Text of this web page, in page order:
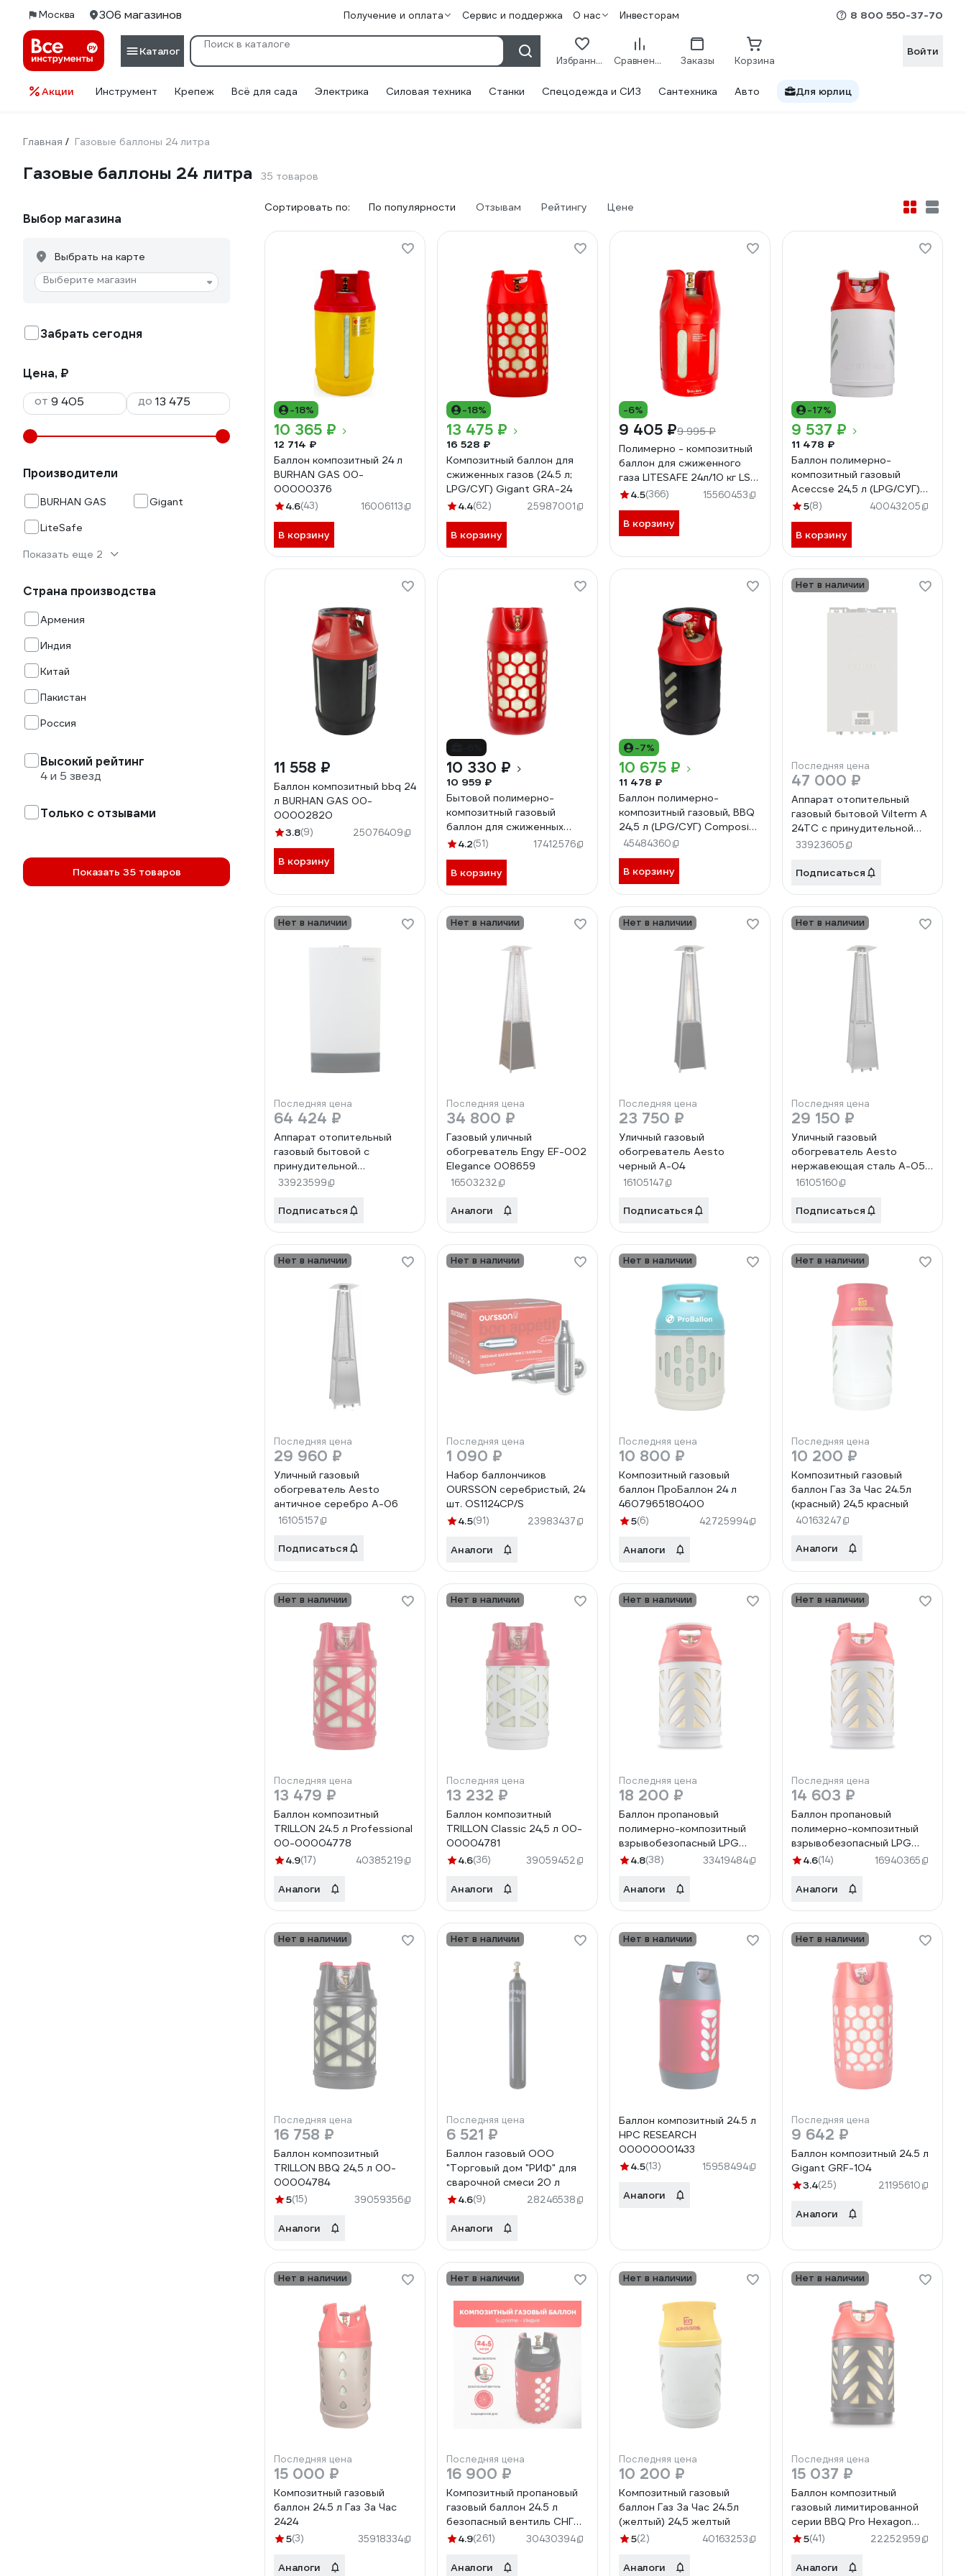
Москва 306 магазинов Получение и оплата Сервис и поддержка О нас Инвесторам 8 800 550-37-70
Каталог
Избранное Сравнение Заказы Корзина
Войти
Акции Инструмент Крепеж Всё для сада Электрика Силовая техника Станки Спецодежда и СИЗ Сантехника Авто Для юрлиц
Главная / Газовые баллоны 24 литра
Газовые баллоны 24 литра 35 товаров
Выбор магазина
Выбрать на карте
Выберите магазин
Забрать сегодня
Цена, ₽
от
до
Производители
BURHAN GAS
Gigant
LiteSafe
Показать еще 2
Страна производства
Армения
Индия
Китай
Пакистан
Россия
Высокий рейтинг
4 и 5 звезд
Только с отзывами
Показать 35 товаров
Сортировать по: По популярности Отзывам Рейтингу Цене
-18%
10 365 ₽
12 714 ₽
Баллон композитный 24 л
BURHAN GAS 00-
00000376
4.6(43) 16006113
В корзину
-18%
13 475 ₽
16 528 ₽
Композитный баллон для
сжиженных газов (24.5 л;
LPG/СУГ) Gigant GRA-24
4.4(62) 25987001
В корзину
-6%
9 405 ₽9 995 ₽
Полимерно - композитный
баллон для сжиженного
газа LITESAFE 24л/10 кг LS
24L4.5(366) 15560453
В корзину
-17%
9 537 ₽
11 478 ₽
Баллон полимерно-
композитный газовый
Aceccse 24,5 л (LPG/СУГ)
Composite ACE24.5RW
5(8) 40043205
В корзину
11 558 ₽
Баллон композитный bbq 24
л BURHAN GAS 00-
00002820
3.8(9) 25076409
В корзину
10 330 ₽
10 959 ₽
Бытовой полимерно-
композитный газовый
баллон для сжиженных
газов RSV COMPOSITE 24,5
4.2(51) 17412576
В корзину
-7%
10 675 ₽
11 478 ₽
Баллон полимерно-
композитный газовый, BBQ
24,5 л (LPG/СУГ) Composite
Aceccse ACE24.5BBQ
45484360
В корзину
Нет в наличии
Последняя цена
47 000 ₽
Аппарат отопительный
газовый бытовой Vilterm A
24TС с принудительной
циркуляцией
контуром 7224-00.000
33923605
Подписаться
Нет в наличии
Последняя цена
64 424 ₽
Аппарат отопительный
газовый бытовой с
принудительной
циркуляцией
контуром Vilterm A 24T
33923599
Подписаться
Нет в наличии
Последняя цена
34 800 ₽
Газовый уличный
обогреватель Engy EF-002
Elegance 008659
16503232
Аналоги
Нет в наличии
Последняя цена
23 750 ₽
Уличный газовый
обогреватель Aesto
черный A-04
16105147
Подписаться
Нет в наличии
Последняя цена
29 150 ₽
Уличный газовый
обогреватель Aesto
нержавеющая сталь A-05
(нерж.сталь)
16105160
Подписаться
Нет в наличии
Последняя цена
29 960 ₽
Уличный газовый
обогреватель Aesto
античное серебро A-06
16105157
Подписаться
Нет в наличии
Последняя цена
1 090 ₽
Набор баллончиков
OURSSON серебристый, 24
шт. OS1124CP/S
4.5(91) 23983437
Аналоги
Нет в наличии
Последняя цена
10 800 ₽
Композитный газовый
баллон ПроБаллон 24 л
4607965180400
5(6) 42725994
Аналоги
Нет в наличии
Последняя цена
10 200 ₽
Композитный газовый
баллон Газ За Час 24.5л
(красный) 24,5 красный
40163247
Аналоги
Нет в наличии
Последняя цена
13 479 ₽
Баллон композитный
TRILLON 24.5 л Professional
00-00004778
4.9(17) 40385219
Аналоги
Нет в наличии
Последняя цена
13 232 ₽
Баллон композитный
TRILLON Classic 24,5 л 00-
00004781
4.6(36) 39059452
Аналоги
Нет в наличии
Последняя цена
18 200 ₽
Баллон пропановый
полимерно-композитный
взрывобезопасный LPG
24.5 л Hexagon Ragasco
4.8(38) 33419484
Аналоги
Нет в наличии
Последняя цена
14 603 ₽
Баллон пропановый
полимерно-композитный
взрывобезопасный LPG
24.5 л вентиль с
Hexagon Ragasco
4.6(14) 16940365
Аналоги
Нет в наличии
Последняя цена
16 758 ₽
Баллон композитный
TRILLON BBQ 24,5 л 00-
00004784
5(15) 39059356
Аналоги
Нет в наличии
Последняя цена
6 521 ₽
Баллон газовый ООО
"Торговый дом "РИФ" для
сварочной смеси 20 л
4.6(9) 28246538
Аналоги
Нет в наличии
Баллон композитный 24.5 л
HPC RESEARCH
00000001433
4.5(13) 15958494
Аналоги
Нет в наличии
Последняя цена
9 642 ₽
Баллон композитный 24.5 л
Gigant GRF-104
3.4(25) 21195610
Аналоги
Нет в наличии
Последняя цена
15 000 ₽
Композитный газовый
баллон 24.5 л Газ За Час
2424
5(3) 35918334
Аналоги
Нет в наличии
Последняя цена
16 900 ₽
Композитный пропановый
газовый баллон 24.5 л
безопасный вентиль СНГ
SHELL SUPREME GBL-0112
4.9(261) 30430394
Аналоги
Нет в наличии
Последняя цена
10 200 ₽
Композитный газовый
баллон Газ За Час 24.5л
(желтый) 24,5 желтый
5(2) 40163253
Аналоги
Нет в наличии
Последняя цена
15 037 ₽
Баллон композитный
газовый лимитированной
серии BBQ Pro Hexagon
24.5 л Ragasco 100644
5(41) 22252959
Аналоги